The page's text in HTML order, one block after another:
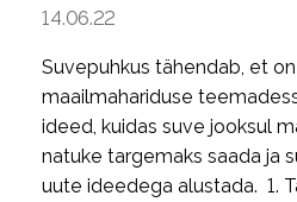
14.06.22
Suvepuhkus tähendab, et
maailmahariduse
ideed, kuidas suve jooksul
natuke targemaks saada ja
uute ideedega alustada. 1.